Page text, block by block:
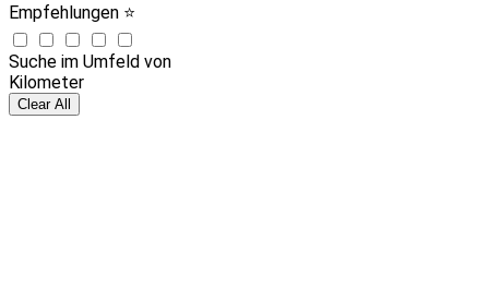
Empfehlungen ⭐
Suche im Umfeld von
Kilometer
Clear All